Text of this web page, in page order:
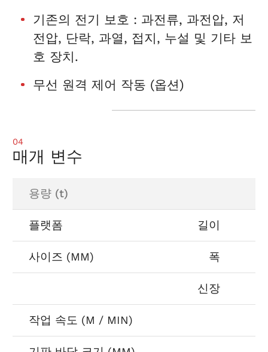
기존의 전기 보호 : 과전류, 과전압, 저
전압, 단락, 과열, 접지, 누설 및 기타 보
호 장치.
무선 원격 제어 작동 (옵션)
04
매개 변수
용량 (t)
플랫폼 길이
사이즈 (MM) 폭
신장
작업 속도 (M / MIN)